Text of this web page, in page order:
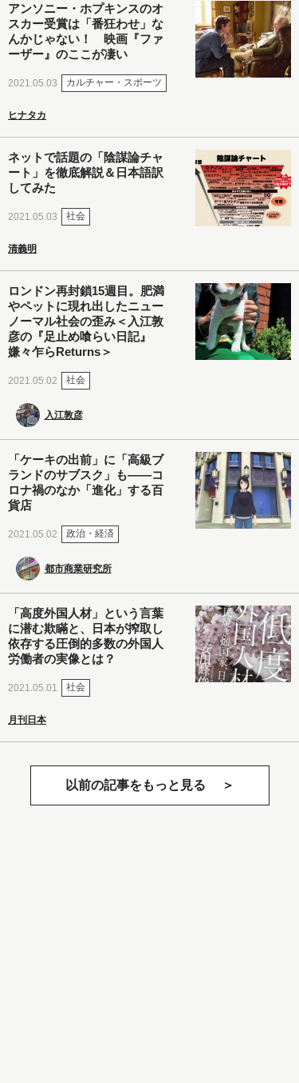
アンソニー・ホプキンスのオ
スカー受賞は「番狂わせ」な
んかじゃない！ 映画『ファ
ーザー』のここが凄い
2021.05.03 カルチャー・スポーツ
ヒナタカ
ネットで話題の「陰謀論チャ
ート」を徹底解説＆日本語訳
してみた
2021.05.03 社会
清義明
ロンドン再封鎖15週目。肥満
やペットに現れ出したニュー
ノーマル社会の歪み＜入江敦
彦の『足止め喰らい日記』
嫌々乍らReturns＞
2021.05.02 社会
入江敦彦
「ケーキの出前」に「高級ブ
ランドのサブスク」も――コ
ロナ禍のなか「進化」する百
貨店
2021.05.02 政治・経済
都市商業研究所
「高度外国人材」という言葉
に潜む欺瞞と、日本が搾取し
依存する圧倒的多数の外国人
労働者の実像とは？
2021.05.01 社会
月刊日本
以前の記事をもっと見る